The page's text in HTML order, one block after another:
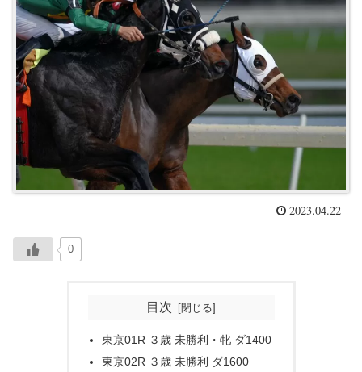
2023.04.22
0
目次
東京01R ３歳 未勝利・牝 ダ1400
東京02R ３歳 未勝利 ダ1600